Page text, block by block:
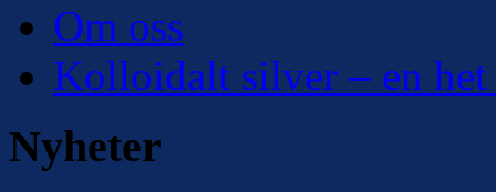
Om oss
Kolloidalt silver – en het
Nyheter